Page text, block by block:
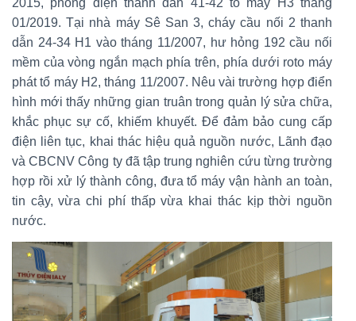
01/2019. Tại nhà máy Sê San 3, cháy cầu nối 2 thanh
dẫn 24-34 H1 vào tháng 11/2007, hư hỏng 192 cầu nối
mềm của vòng ngắn mạch phía trên, phía dưới roto máy
phát tổ máy H2, tháng 11/2007. Nêu vài trường hợp điển
hình mới thấy những gian truân trong quản lý sửa chữa,
khắc phục sự cố, khiếm khuyết. Để đảm bảo cung cấp
điện liên tục, khai thác hiệu quả nguồn nước, Lãnh đạo
và CBCNV Công ty đã tập trung nghiên cứu từng trường
hợp rồi xử lý thành công, đưa tổ máy vận hành an toàn,
tin cậy, vừa chi phí thấp vừa khai thác kịp thời nguồn
nước.